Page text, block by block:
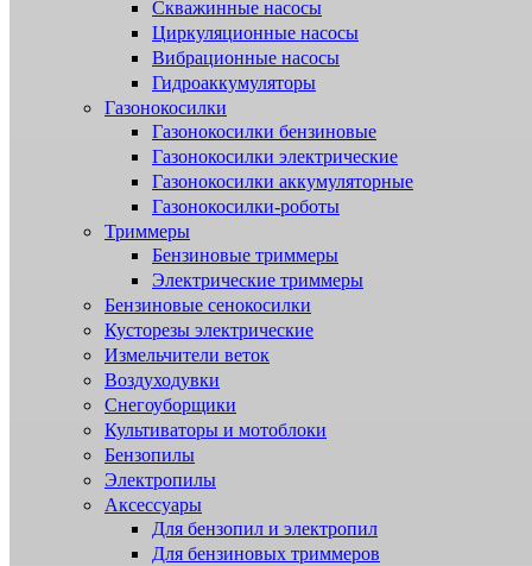
Скважинные насосы
Циркуляционные насосы
Вибрационные насосы
Гидроаккумуляторы
Газонокосилки
Газонокосилки бензиновые
Газонокосилки электрические
Газонокосилки аккумуляторные
Газонокосилки-роботы
Триммеры
Бензиновые триммеры
Электрические триммеры
Бензиновые сенокосилки
Кусторезы электрические
Измельчители веток
Воздуходувки
Снегоуборщики
Культиваторы и мотоблоки
Бензопилы
Электропилы
Аксессуары
Для бензопил и электропил
Для бензиновых триммеров